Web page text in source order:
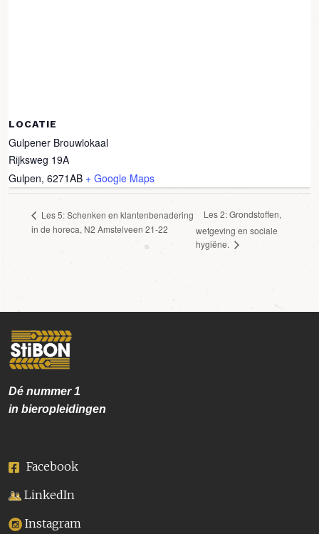
LOCATIE
Gulpener Brouwlokaal
Rijksweg 19A
Gulpen, 6271AB + Google Maps
Les 5: Schenken en klantenbenadering
in de horeca, N2 Amstelveen 21-22
Les 2: Grondstoffen,
wetgeving en sociale
hygiëne.
Dé nummer1
in bieropleidingen
Facebook
LinkedIn
Instagram